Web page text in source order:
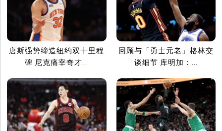
唐斯强势缔造纽约双十里程
碑 尼克痛宰奇才...
回顾与「勇士元老」格林交
谈细节 库明加：...